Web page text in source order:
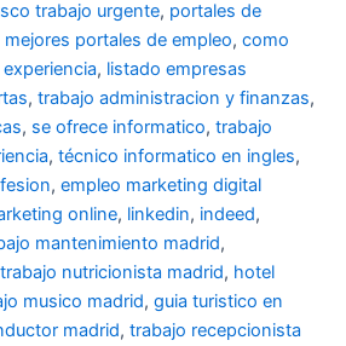
trabajo urgente, portales de
mejores portales de empleo, como
, listado empresas
, trabajo administracion y finanzas,
, se ofrece informatico, trabajo
, técnico informatico en ingles,
, empleo marketing digital
online, linkedin, indeed,
mantenimiento madrid,
trabajo nutricionista madrid, hotel
musico madrid, guia turistico en
madrid, trabajo recepcionista